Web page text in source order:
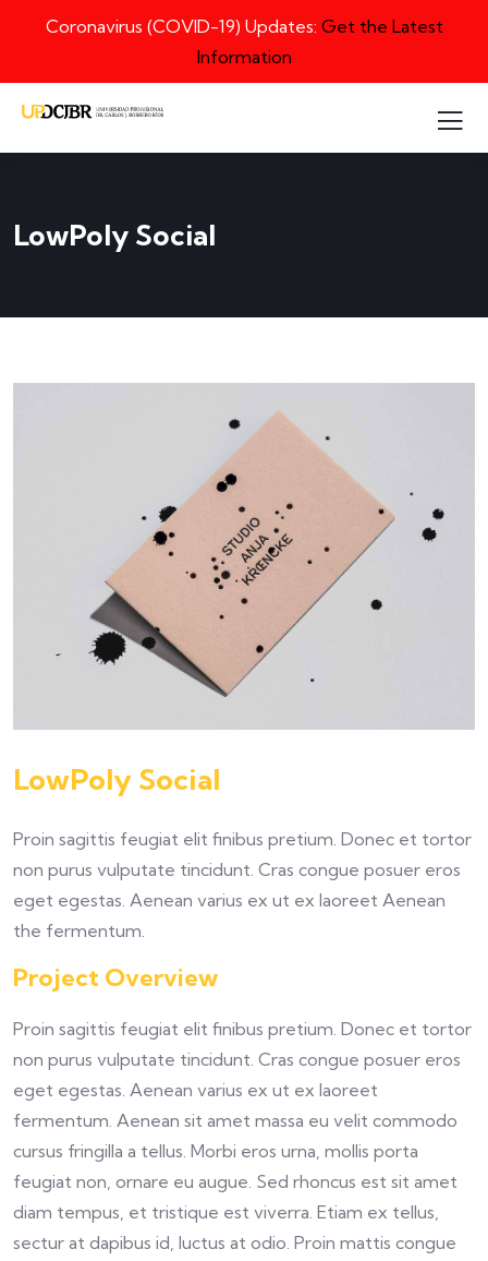
Coronavirus (COVID-19) Updates: Get the Latest
Information
LowPoly Social
LowPoly Social
Proin sagittis feugiat elit finibus pretium. Donec et tortor
non purus vulputate tincidunt. Cras congue posuer eros
eget egestas. Aenean varius ex ut ex laoreet Aenean
the fermentum.
Project Overview
Proin sagittis feugiat elit finibus pretium. Donec et tortor
non purus vulputate tincidunt. Cras congue posuer eros
eget egestas. Aenean varius ex ut ex laoreet
fermentum. Aenean sit amet massa eu velit commodo
cursus fringilla a tellus. Morbi eros urna, mollis porta
feugiat non, ornare eu augue. Sed rhoncus est sit amet
diam tempus, et tristique est viverra. Etiam ex tellus,
sectur at dapibus id, luctus at odio. Proin mattis congue